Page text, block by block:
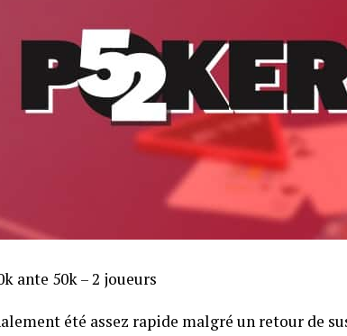
ante 50k – 2 joueurs
été assez rapide malgré un retour de